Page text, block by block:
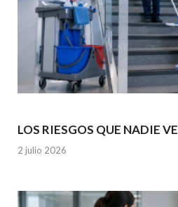
LOS RIESGOS QUE NADIE VE
2 julio 2026